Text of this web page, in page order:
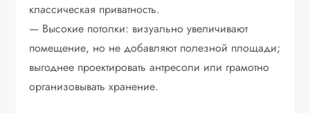
классическая приватность.
— Высокие потолки: визуально увеличивают
помещение, но не добавляют полезной площади;
выгоднее проектировать антресоли или грамотно
организовывать хранение.